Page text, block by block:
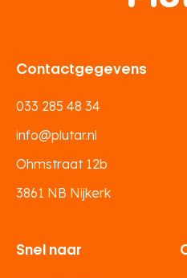
Contactgegevens
033 285 48 34
info@plutar.nl
Ohmstraat 12b
3861 NB Nijkerk
Snel naar